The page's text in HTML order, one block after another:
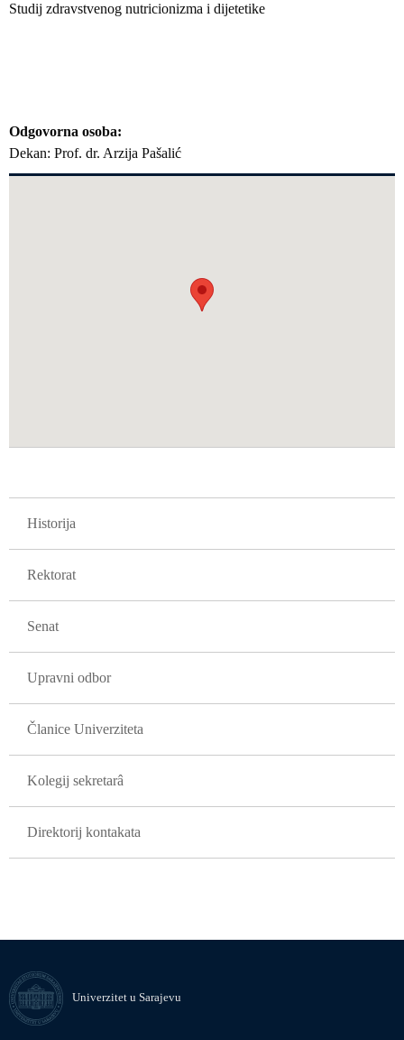
Studij zdravstvenog nutricionizma i dijetetike
Odgovorna osoba
Dekan: Prof. dr. Arzija Pašalić
Historija
Rektorat
Senat
Upravni odbor
Članice Univerziteta
Kolegij sekretarâ
Direktorij kontakata
Univerzitet u Sarajevu